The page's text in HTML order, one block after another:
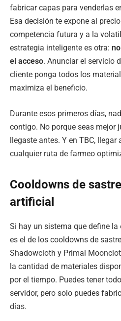
fabricar capas para venderlas
Esa decisión te expone al
competencia futura y a la
estrategia inteligente es otra:
el acceso. Anunciar el servicio
cliente ponga todos los
maximiza el beneficio.
Durante esos primeros días,
contigo. No porque seas mejor
llegaste antes. Y en TBC, llegar
cualquier ruta de farmeo
Cooldowns de
artificial
Si hay un sistema que define
es el de los cooldowns de
Shadowcloth y Primal
la cantidad de materiales
por el tiempo. Puedes tener
servidor, pero solo puedes
días.